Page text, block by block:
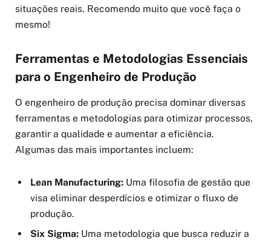
situações reais. Recomendo muito que você faça o
mesmo!
Ferramentas e Metodologias Essenciais
para o Engenheiro de Produção
O engenheiro de produção precisa dominar diversas
ferramentas e metodologias para otimizar processos,
garantir a qualidade e aumentar a eficiência.
Algumas das mais importantes incluem:
Lean Manufacturing: Uma filosofia de gestão que
visa eliminar desperdícios e otimizar o fluxo de
produção.
Six Sigma: Uma metodologia que busca reduzir a